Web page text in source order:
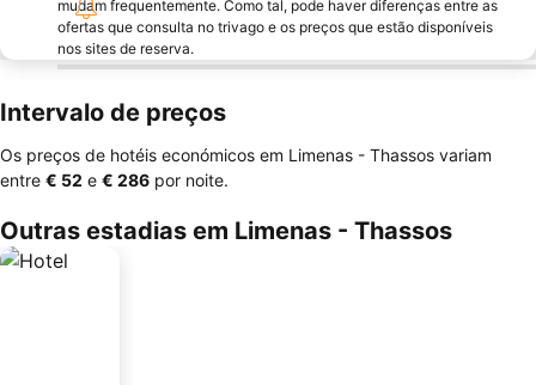
mudam frequentemente. Como tal, pode haver diferenças entre as
ofertas que consulta no trivago e os preços que estão disponíveis
nos sites de reserva.
Intervalo de preços
Os preços de hotéis económicos em Limenas - Thassos variam
entre ‎€ 52 e ‎€ 286 por noite.
Outras estadias em Limenas - Thassos